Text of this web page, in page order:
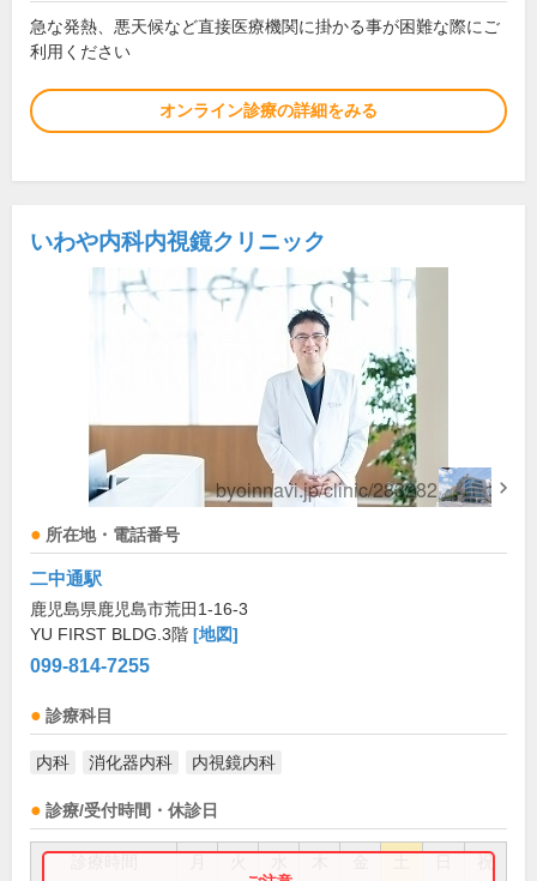
急な発熱、悪天候など直接医療機関に掛かる事が困難な際にご
利用ください
オンライン診療の詳細をみる
いわや内科内視鏡クリニック
所在地・電話番号
二中通駅
鹿児島県鹿児島市荒田1-16-3
YU FIRST BLDG.3階 [地図]
099-814-7255
診療科目
内科 消化器内科 内視鏡内科
診療/受付時間・休診日
祝